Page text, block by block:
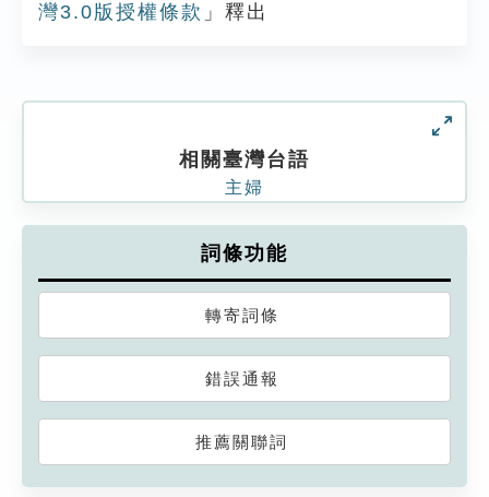
灣3.0版授權條款 」釋出
相關臺灣台語
主婦
詞條功能
轉寄詞條
錯誤通報
推薦關聯詞